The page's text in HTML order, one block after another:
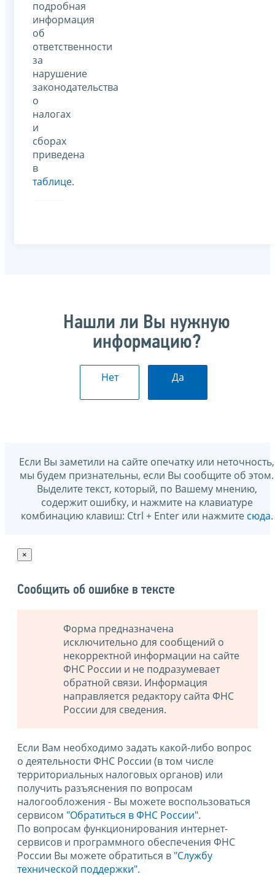
подробная
информация
об
ответственности
за
нарушение
законодательства
о
налогах
и
сборах
приведена
в
таблице.
Нашли ли Вы нужную
информацию?
Нет Да
Если Вы заметили на сайте опечатку или неточность,
мы будем признательны, если Вы сообщите об этом.
Выделите текст, который, по Вашему мнению,
содержит ошибку, и нажмите на клавиатуре
комбинацию клавиш: Ctrl + Enter или нажмите сюда.
×
Сообщить об ошибке в тексте
Форма предназначена
исключительно для сообщений о
некорректной информации на сайте
ФНС России и не подразумевает
обратной связи. Информация
направляется редактору сайта ФНС
России для сведения.
Если Вам необходимо задать какой-либо вопрос
о деятельности ФНС России (в том числе
территориальных налоговых органов) или
получить разъяснения по вопросам
налогообложения - Вы можете воспользоваться
сервисом "Обратиться в ФНС России".
По вопросам функционирования интернет-
сервисов и программного обеспечения ФНС
России Вы можете обратиться в "Службу
технической поддержки".